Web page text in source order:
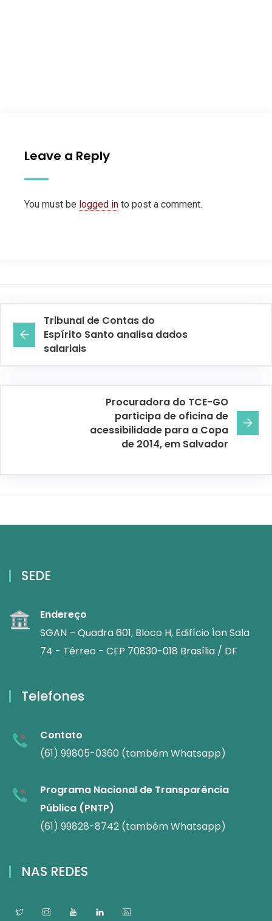
Leave a Reply
You must be logged in to post a comment.
Tribunal de Contas do
Espírito Santo analisa dados
salariais
Procuradora do TCE-GO
participa de oficina de
acessibilidade para a Copa
de 2014, em Salvador
SEDE
Endereço
SGAN – Quadra 601, Bloco H, Edifício Íon Sala
74 - Térreo - CEP 70830-018 Brasília / DF
Telefones
Contato
(61) 99805-0360 (também Whatsapp)
Programa Nacional de Transparência
Pública (PNTP)
(61) 99828-8742 (também Whatsapp)
NAS REDES